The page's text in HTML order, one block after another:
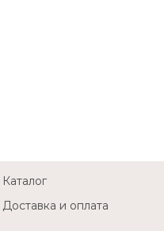
Каталог
Доставка и оплата